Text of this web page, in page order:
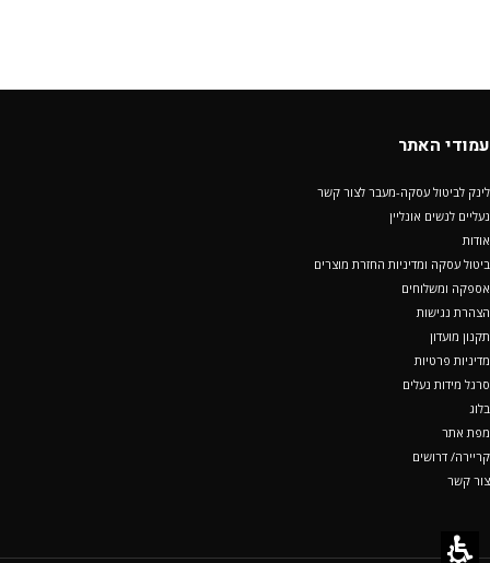
עמודי האתר
לינק לביטול עסקה-מעבר לצור קשר
נעליים לנשים אונליין
אודות
ביטול עסקה ומדיניות החזרת מוצרים
אספקה ומשלוחים
הצהרת נגישות
תקנון מועדון
מדיניות פרטיות
סרגל מידות נעלים
בלוג
מפת אתר
קריירה/ דרושים
צור קשר